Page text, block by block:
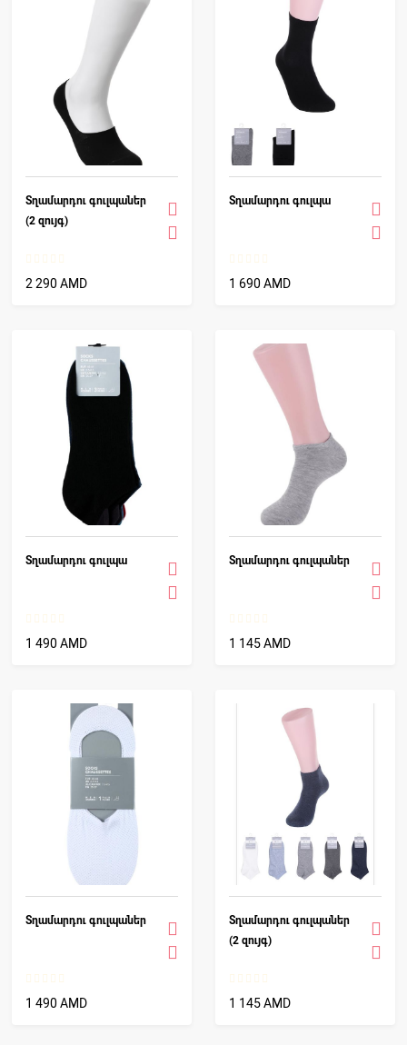
Տղամարդու գուլպաներ
(2 զույգ)
2 290 AMD
Տղամարդու գուլպա
1 690 AMD
Տղամարդու գուլպա
1 490 AMD
Տղամարդու գուլպաներ
1 145 AMD
Տղամարդու գուլպաներ
1 490 AMD
Տղամարդու գուլպաներ
(2 զույգ)
1 145 AMD